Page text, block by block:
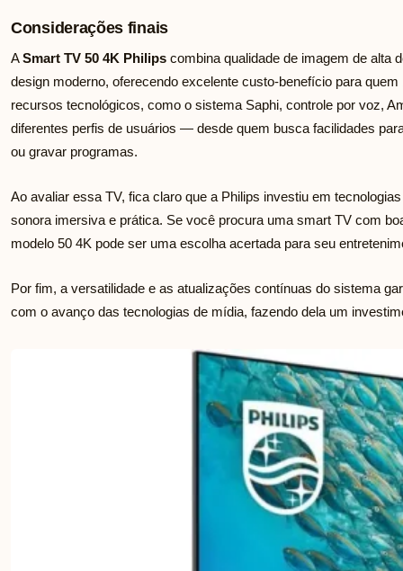
Considerações finais
ASmart TV 50 4K Philips combina qualidade de imagem de alta
design moderno, oferecendo excelente custo-benefício para
recursos tecnológicos, como o sistema Saphi, controle por voz,
diferentes perfis de usuários — desde quem busca facilidades
ou gravar programas.
Ao avaliar essa TV, fica claro que a Philips investiu em
sonora imersiva e prática. Se você procura uma smart TV com
modelo 50 4K pode ser uma escolha acertada para seu
Por fim, a versatilidade e as atualizações contínuas do sistema
com o avanço das tecnologias de mídia, fazendo dela um